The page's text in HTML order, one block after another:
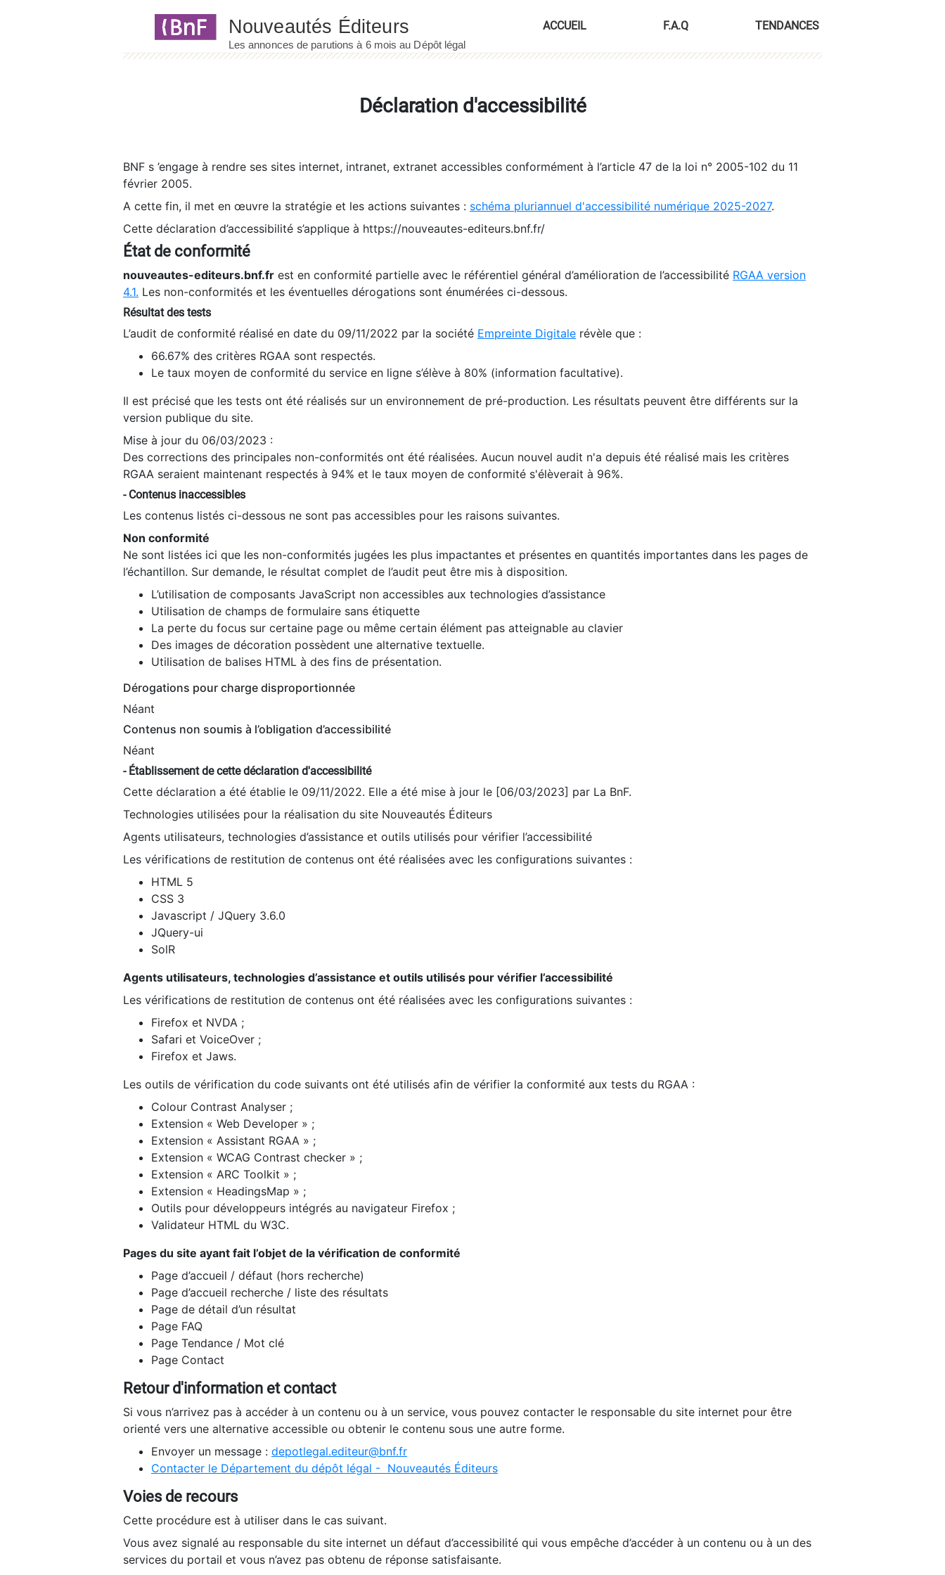
ACCUEIL F.A.Q TENDANCES
Déclaration d'accessibilité
BNF s ’engage à rendre ses sites internet, intranet, extranet accessibles conformément à l’article 47 de la loi n° 2005-102 du 11
février 2005.
A cette fin, il met en œuvre la stratégie et les actions suivantes : schéma pluriannuel d'accessibilité numérique 2025-2027.
Cette déclaration d’accessibilité s’applique à https://nouveautes-editeurs.bnf.fr/
État de conformité
nouveautes-editeurs.bnf.fr est en conformité partielle avec le référentiel général d’amélioration de l’accessibilité RGAA version
4.1. Les non-conformités et les éventuelles dérogations sont énumérées ci-dessous.
Résultat des tests
L’audit de conformité réalisé en date du 09/11/2022 par la société Empreinte Digitale révèle que :
66.67% des critères RGAA sont respectés.
Le taux moyen de conformité du service en ligne s’élève à 80% (information facultative).
Il est précisé que les tests ont été réalisés sur un environnement de pré-production. Les résultats peuvent être différents sur la
version publique du site.
Mise à jour du 06/03/2023 :
Des corrections des principales non-conformités ont été réalisées. Aucun nouvel audit n'a depuis été réalisé mais les critères
RGAA seraient maintenant respectés à 94% et le taux moyen de conformité s'élèverait à 96%.
- Contenus inaccessibles
Les contenus listés ci-dessous ne sont pas accessibles pour les raisons suivantes.
Non conformité
Ne sont listées ici que les non-conformités jugées les plus impactantes et présentes en quantités importantes dans les pages de
l’échantillon. Sur demande, le résultat complet de l’audit peut être mis à disposition.
L’utilisation de composants JavaScript non accessibles aux technologies d’assistance
Utilisation de champs de formulaire sans étiquette
La perte du focus sur certaine page ou même certain élément pas atteignable au clavier
Des images de décoration possèdent une alternative textuelle.
Utilisation de balises HTML à des fins de présentation.
Dérogations pour charge disproportionnée
Néant
Contenus non soumis à l’obligation d’accessibilité
Néant
- Établissement de cette déclaration d'accessibilité
Cette déclaration a été établie le 09/11/2022. Elle a été mise à jour le [06/03/2023] par La BnF.
Technologies utilisées pour la réalisation du site Nouveautés Éditeurs
Agents utilisateurs, technologies d’assistance et outils utilisés pour vérifier l’accessibilité
Les vérifications de restitution de contenus ont été réalisées avec les configurations suivantes :
HTML 5
CSS 3
Javascript / JQuery 3.6.0
JQuery-ui
SolR
Agents utilisateurs, technologies d’assistance et outils utilisés pour vérifier l’accessibilité
Les vérifications de restitution de contenus ont été réalisées avec les configurations suivantes :
Firefox et NVDA ;
Safari et VoiceOver ;
Firefox et Jaws.
Les outils de vérification du code suivants ont été utilisés afin de vérifier la conformité aux tests du RGAA :
Colour Contrast Analyser ;
Extension « Web Developer » ;
Extension « Assistant RGAA » ;
Extension « WCAG Contrast checker » ;
Extension « ARC Toolkit » ;
Extension « HeadingsMap » ;
Outils pour développeurs intégrés au navigateur Firefox ;
Validateur HTML du W3C.
Pages du site ayant fait l’objet de la vérification de conformité
Page d’accueil / défaut (hors recherche)
Page d’accueil recherche / liste des résultats
Page de détail d’un résultat
Page FAQ
Page Tendance / Mot clé
Page Contact
Retour d'information et contact
Si vous n’arrivez pas à accéder à un contenu ou à un service, vous pouvez contacter le responsable du site internet pour être
orienté vers une alternative accessible ou obtenir le contenu sous une autre forme.
Envoyer un message : depotlegal.editeur@bnf.fr
Contacter le Département du dépôt légal - Nouveautés Éditeurs
Voies de recours
Cette procédure est à utiliser dans le cas suivant.
Vous avez signalé au responsable du site internet un défaut d’accessibilité qui vous empêche d’accéder à un contenu ou à un des
services du portail et vous n’avez pas obtenu de réponse satisfaisante.